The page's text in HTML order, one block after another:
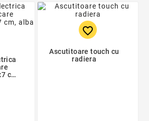
cm,
favorite_border
Ascutitoare touch cu
radiera